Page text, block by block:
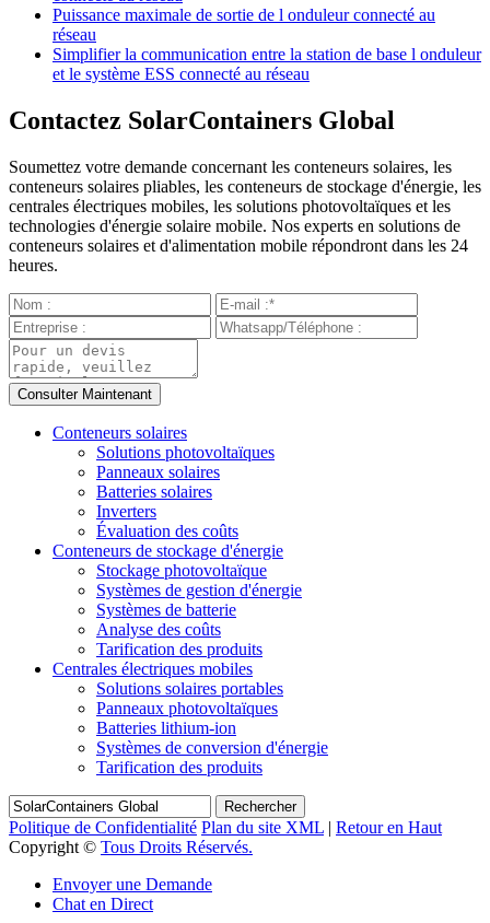
Puissance maximale de sortie de l onduleur connecté au
réseau
Simplifier la communication entre la station de base l onduleur
et le système ESS connecté au réseau
Contactez SolarContainers Global
Soumettez votre demande concernant les conteneurs solaires, les
conteneurs solaires pliables, les conteneurs de stockage d'énergie, les
centrales électriques mobiles, les solutions photovoltaïques et les
technologies d'énergie solaire mobile. Nos experts en solutions de
conteneurs solaires et d'alimentation mobile répondront dans les 24
heures.
Conteneurs solaires
Solutions photovoltaïques
Panneaux solaires
Batteries solaires
Inverters
Évaluation des coûts
Conteneurs de stockage d'énergie
Stockage photovoltaïque
Systèmes de gestion d'énergie
Systèmes de batterie
Analyse des coûts
Tarification des produits
Centrales électriques mobiles
Solutions solaires portables
Panneaux photovoltaïques
Batteries lithium-ion
Systèmes de conversion d'énergie
Tarification des produits
Rechercher
Politique de Confidentialité Plan du site XML | Retour en Haut
Copyright © Tous Droits Réservés.
Envoyer une Demande
Chat en Direct